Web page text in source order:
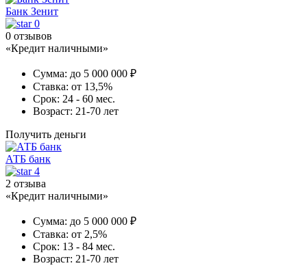
Банк Зенит
0
0 отзывов
«Кредит наличными»
Сумма: до 5 000 000 ₽
Ставка: от 13,5%
Срок: 24 - 60 мес.
Возраст: 21-70 лет
Получить деньги
АТБ банк
4
2 отзыва
«Кредит наличными»
Сумма: до 5 000 000 ₽
Ставка: от 2,5%
Срок: 13 - 84 мес.
Возраст: 21-70 лет